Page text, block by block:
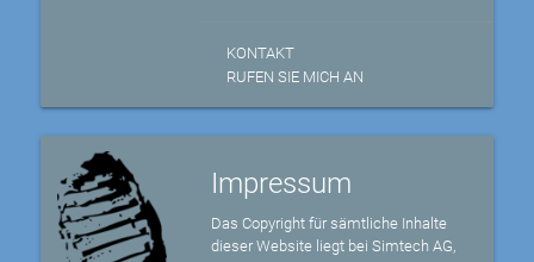
KONTAKT
RUFEN SIE MICH AN
Impressum
Das Copyright für sämtliche Inhalte
dieser Website liegt bei Simtech AG,